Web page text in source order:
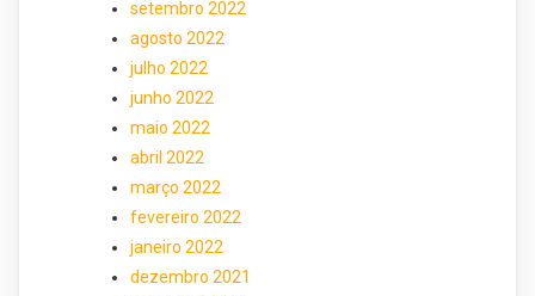
setembro 2022
agosto 2022
julho 2022
junho 2022
maio 2022
abril 2022
março 2022
fevereiro 2022
janeiro 2022
dezembro 2021